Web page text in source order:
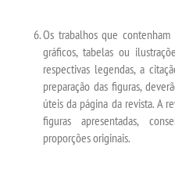
TIP - PEDAGOGIA
LOGIN
WEBMAIL
Os trabalhos que
gráficos, tabelas ou
respectivas legendas, a
preparação das figuras,
úteis da página da revista. A
figuras apresentadas,
proporções originais.